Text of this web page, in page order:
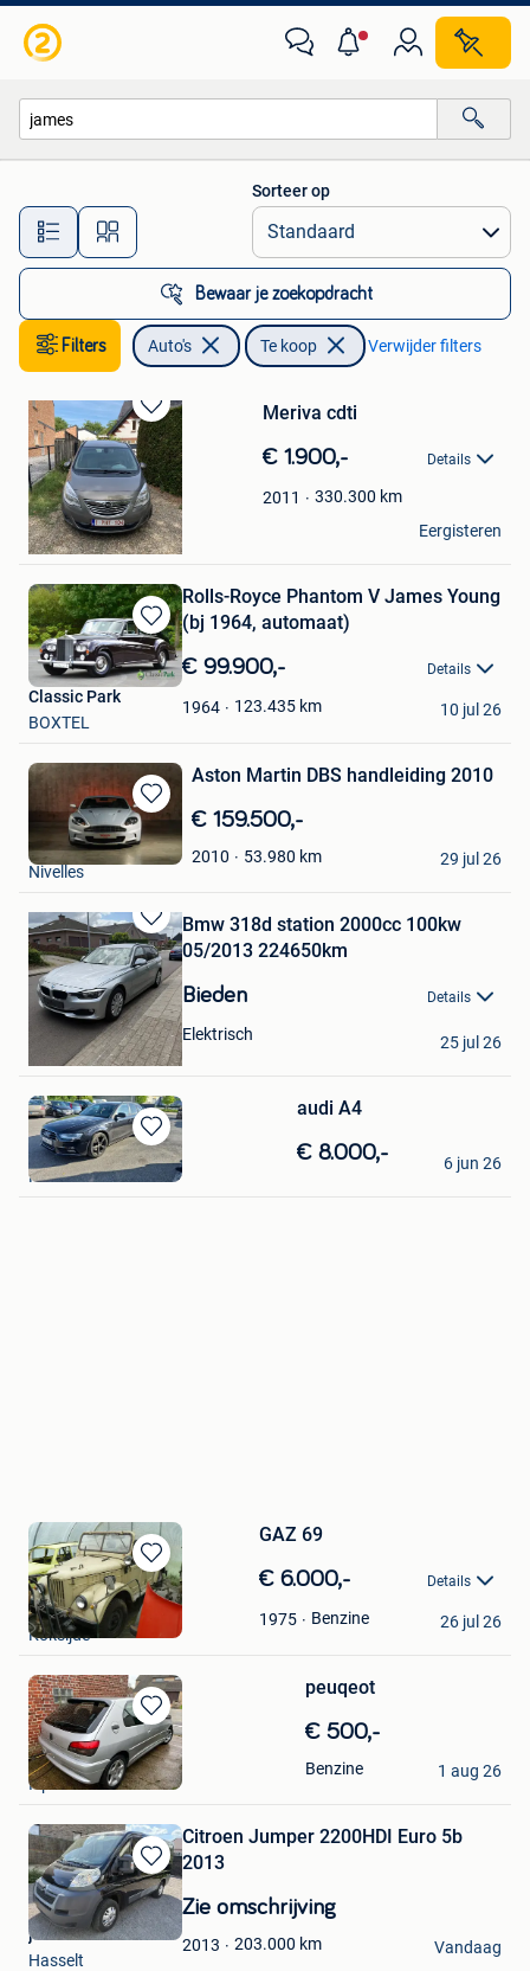
Alle afstanden…
Sorteer op
Bewaar je zoekopdracht
Filters Auto's Te koop Verwijder filters
Bewaren
in
Mijn
Favorieten
Meriva cdti
€ 1.900,- Details
2011 330.300 km
James John
Kinrooi
Eergisteren
Bewaren
in
Mijn
Favorieten
Rolls-Royce Phantom V James Young
(bj 1964, automaat)
€ 99.900,- Details
1964 123.435 km
Classic Park
BOXTEL
10 jul 26
Bewaren
in
Mijn
Aston Martin DBS handleiding 2010
€ 159.500,-
2010 53.980 km
DriveCity Sales
Nivelles
29 jul 26
Bewaren
in
Mijn
Favorieten
Bmw 318d station 2000cc 100kw
05/2013 224650km
Bieden Details
Elektrisch
james
Leuven
25 jul 26
Bewaren
in
audi A4
€ 8.000,-
James
Ronse
6 jun 26
Bewaren
in
Mijn
Favorieten
GAZ 69
€ 6.000,- Details
1975 Benzine
james
Koksijde
26 jul 26
Bewaren
in
Mijn
Favorieten
peuqeot
€ 500,-
Benzine
James
Ieper
1 aug 26
Bewaren
in
Mijn
Favorieten
Citroen Jumper 2200HDI Euro 5b
2013
Zie omschrijving
2013 203.000 km
james
Hasselt
Vandaag